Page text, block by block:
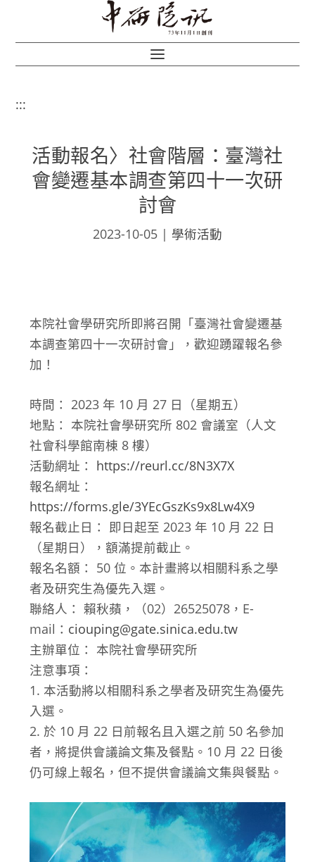
:::
活動報名〉社會階層：臺灣社
會變遷基本調查第四十一次研
討會
2023-10-05 | 學術活動
本院社會學研究所即將召開「臺灣社會變遷基
本調查第四十一次研討會」，歡迎踴躍報名參
加！
時間： 2023 年 10 月 27 日（星期五）
地點： 本院社會學研究所 802 會議室（人文
社會科學館南棟 8 樓）
活動網址： https://reurl.cc/8N3X7X
報名網址：
https://forms.gle/3YEcGszKs9x8Lw4X9
報名截止日： 即日起至 2023 年 10 月 22 日
（星期日），額滿提前截止。
報名名額： 50 位。本計畫將以相關科系之學
者及研究生為優先入選。
聯絡人： 賴秋蘋，（02）26525078，E-
mail： ciouping@gate.sinica.edu.tw
主辦單位： 本院社會學研究所
注意事項：
1. 本活動將以相關科系之學者及研究生為優先
入選。
2. 於 10 月 22 日前報名且入選之前 50 名參加
者，將提供會議論文集及餐點。10 月 22 日後
仍可線上報名，但不提供會議論文集與餐點。